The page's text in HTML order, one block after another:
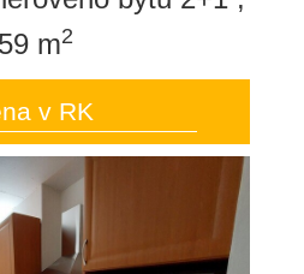
59 m2
v RK